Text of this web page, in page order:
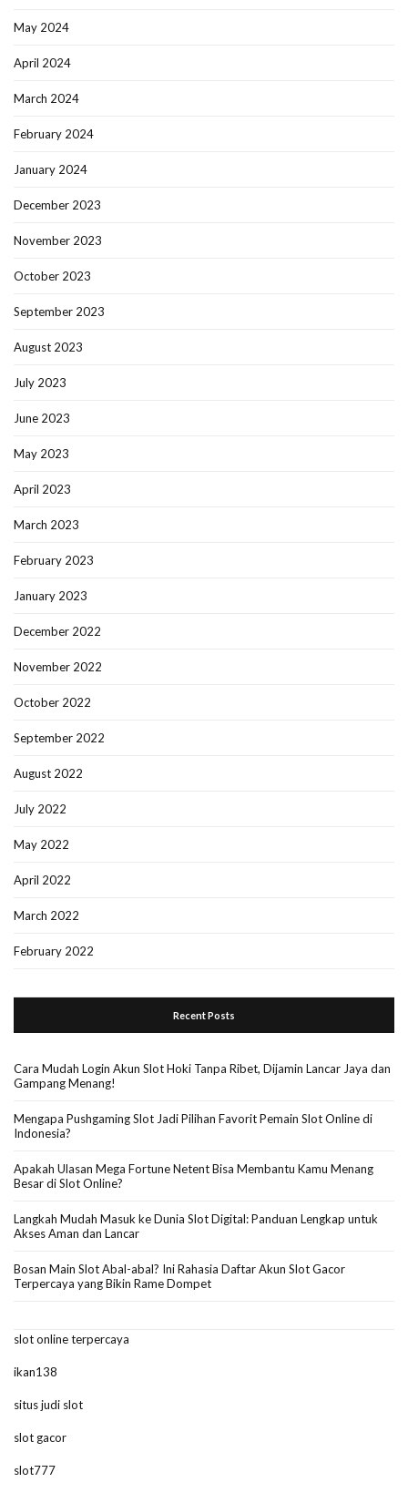
May 2024
April 2024
March 2024
February 2024
January 2024
December 2023
November 2023
October 2023
September 2023
August 2023
July 2023
June 2023
May 2023
April 2023
March 2023
February 2023
January 2023
December 2022
November 2022
October 2022
September 2022
August 2022
July 2022
May 2022
April 2022
March 2022
February 2022
Recent Posts
Cara Mudah Login Akun Slot Hoki Tanpa Ribet, Dijamin Lancar Jaya dan
Gampang Menang!
Mengapa Pushgaming Slot Jadi Pilihan Favorit Pemain Slot Online di
Indonesia?
Apakah Ulasan Mega Fortune Netent Bisa Membantu Kamu Menang
Besar di Slot Online?
Langkah Mudah Masuk ke Dunia Slot Digital: Panduan Lengkap untuk
Akses Aman dan Lancar
Bosan Main Slot Abal-abal? Ini Rahasia Daftar Akun Slot Gacor
Terpercaya yang Bikin Rame Dompet
slot online terpercaya
ikan138
situs judi slot
slot gacor
slot777